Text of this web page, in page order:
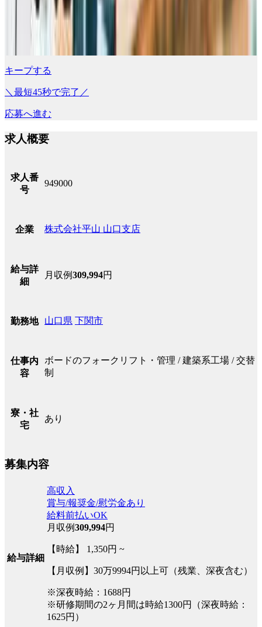
キープする
＼最短45秒で完了／
応募へ進む
求人概要
求人番
号
949000
企業 株式会社平山 山口支店
給与詳
細
月収例309,994円
勤務地 山口県 下関市
仕事内
容
ボードのフォークリフト・管理 / 建築系工場 / 交替
制
寮・社
宅
あり
募集内容
給与詳細
高収入
賞与/報奨金/慰労金あり
給料前払いOK
月収例309,994円
【時給】 1,350円 ~
【月収例】30万9994円以上可（残業、深夜含む）
※深夜時給：1688円
※研修期間の2ヶ月間は時給1300円（深夜時給：
1625円）